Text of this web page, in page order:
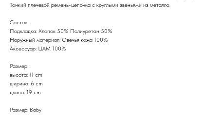
Тонкий плечевой ремень-цепочка с круглыми звеньями из металла.
Состав:
Подкладка: Хлопок 50% Полиуретан 50%
Наружный материал: Овечья кожа 100%
Аксессуар: ЦАМ 100%
Размер:
высота: 11 cm
ширина: 6 cm
длина: 19 cm
Размер: Baby